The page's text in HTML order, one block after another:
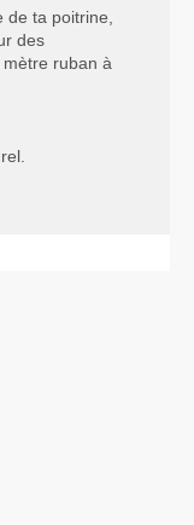
ta poitrine,
des
ruban à